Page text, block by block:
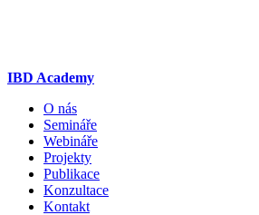
IBD Academy
O nás
Semináře
Webináře
Projekty
Publikace
Konzultace
Kontakt